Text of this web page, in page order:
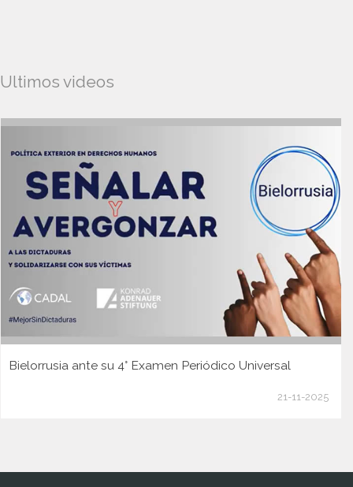
Ultimos videos
Bielorrusia ante su 4° Examen Periódico Universal
21-11-2025